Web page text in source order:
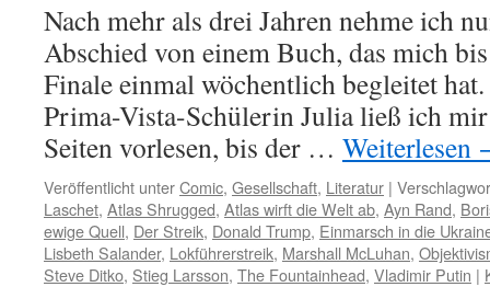
Nach mehr als drei Jahren nehme ich
Abschied von einem Buch, das mich
Finale einmal wöchentlich begleitet
Prima-Vista-Schülerin Julia ließ ich
Seiten vorlesen, bis der … Weiterlesen
Veröffentlicht unterComic, Gesellschaft, Literatur |
Laschet, Atlas Shrugged, Atlas wirft die Welt ab, Ayn Rand,
ewige Quell, Der Streik, Donald Trump, Einmarsch in die
Lisbeth Salander, Lokführerstreik, Marshall McLuhan,
Steve Ditko, Stieg Larsson, The Fountainhead, Vladimir Putin |